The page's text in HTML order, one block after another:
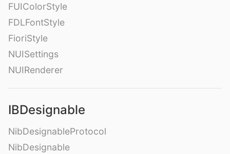
FUIColorStyle
FDLFontStyle
FioriStyle
NUISettings
NUIRenderer
IBDesignable
NibDesignableProtocol
NibDesignable